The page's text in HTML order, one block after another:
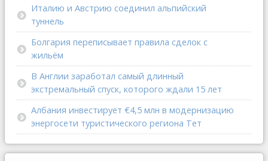
Италию и Австрию соединил альпийский
туннель
Болгария переписывает правила сделок с
жильём
В Англии заработал самый длинный
экстремальный спуск, которого ждали 15 лет
Албания инвестирует €4,5 млн в модернизацию
энергосети туристического региона Тет